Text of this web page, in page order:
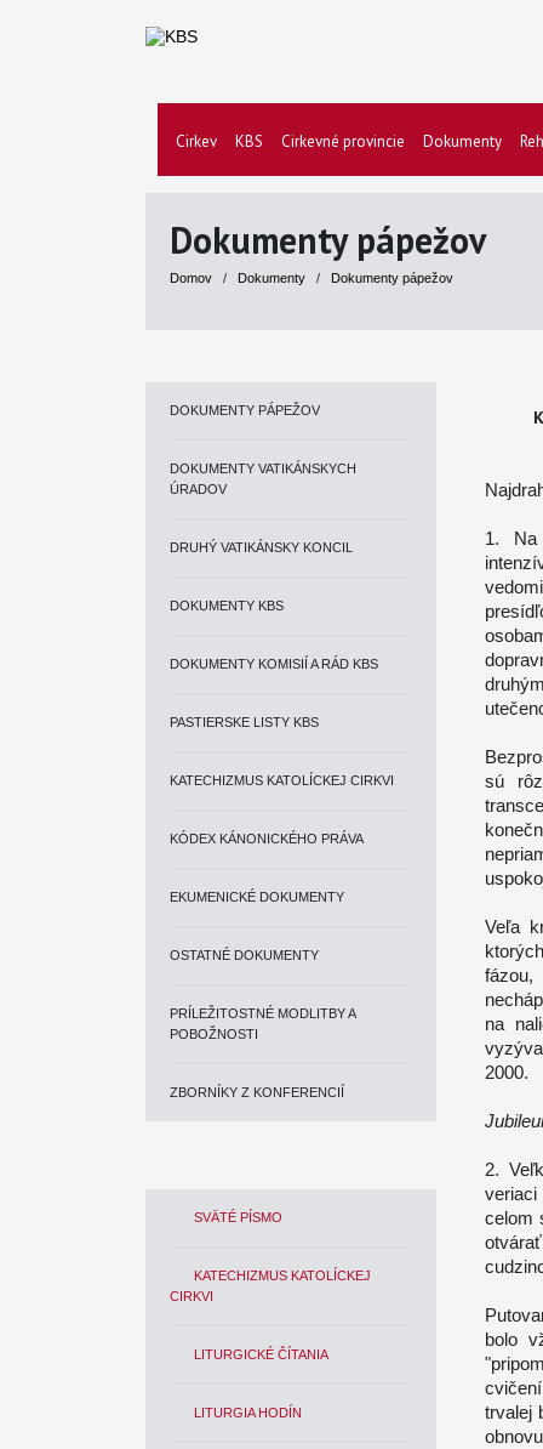
Cirkev KBS Cirkevné provincie Dokumenty
Dokumenty pápežov
Domov / Dokumenty / Dokumenty pápežov
DOKUMENTY PÁPEŽOV
DOKUMENTY VATIKÁNSKYCH
ÚRADOV
DRUHÝ VATIKÁNSKY KONCIL
DOKUMENTY KBS
DOKUMENTY KOMISIÍ A RÁD KBS
PASTIERSKE LISTY KBS
KATECHIZMUS KATOLÍCKEJ CIRKVI
KÓDEX KÁNONICKÉHO PRÁVA
EKUMENICKÉ DOKUMENTY
OSTATNÉ DOKUMENTY
PRÍLEŽITOSTNÉ MODLITBY A
POBOŽNOSTI
ZBORNÍKY Z KONFERENCIÍ
SVÄTÉ PÍSMO
KATECHIZMUS KATOLÍCKEJ
CIRKVI
LITURGICKÉ ČÍTANIA
LITURGIA HODÍN
1. Na
sú
Veľa
na
2000.
2.
veriaci
celom
bolo
trvalej